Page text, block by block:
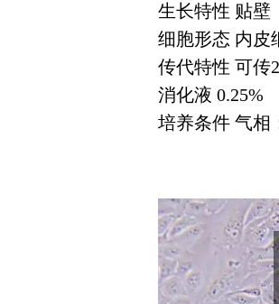
生长特性 贴壁
细胞形态 内皮
传代特性 可传
消化液 0.25%
培养条件 气相